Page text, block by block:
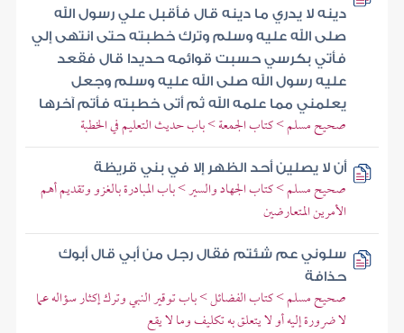
دينه لا يدري ما دينه قال فأقبل علي رسول الله
صلى الله عليه وسلم وترك خطبته حتى انتهى إلي
فأتي بكرسي حسبت قوائمه حديدا قال فقعد
عليه رسول الله صلى الله عليه وسلم وجعل
يعلمني مما علمه الله ثم أتى خطبته فأتم آخرها
صحيح مسلم > كتاب الجمعة > باب حديث التعليم في الخطبة
أن لا يصلين أحد الظهر إلا في بني قريظة
صحيح مسلم > كتاب الجهاد والسير > باب المبادرة بالغزو وتقديم أهم
الأمرين المتعارضين
سلوني عم شئتم فقال رجل من أبي قال أبوك
حذافة
صحيح مسلم > كتاب الفضائل > باب توقير النبي وترك إكثار سؤاله عما
لا ضرورة إليه أو لا يتعلق به تكليف وما لا يقع